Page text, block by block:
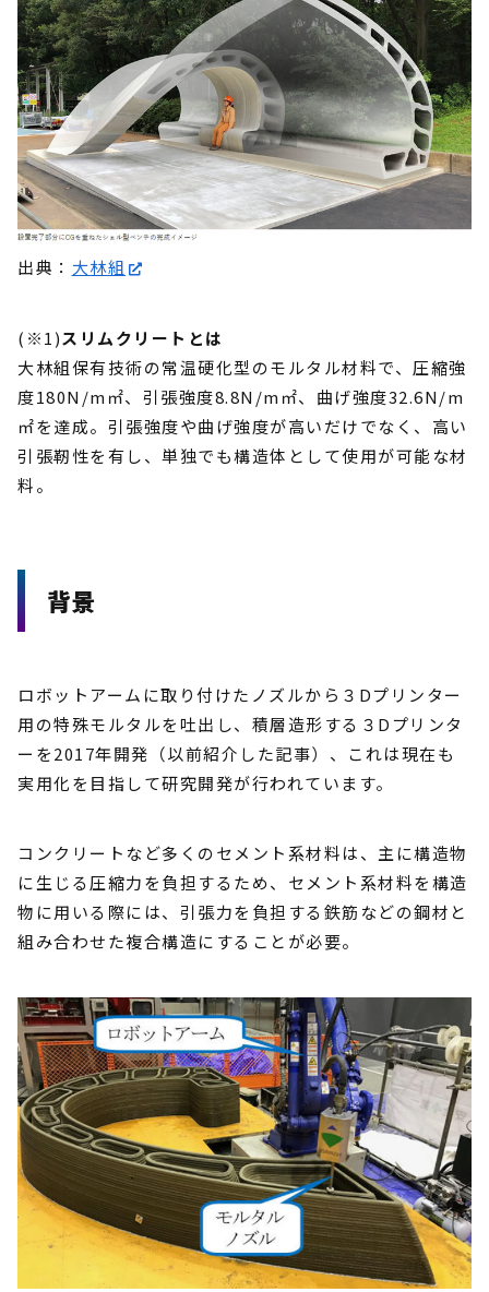
出典： 大林組
(※1)スリムクリートとは
大林組保有技術の常温硬化型のモルタル材料で、圧縮強
度180N/m㎡、引張強度8.8N/m㎡、曲げ強度32.6N/m
㎡を達成。引張強度や曲げ強度が高いだけでなく、高い
引張靭性を有し、単独でも構造体として使用が可能な材
料。
背景
ロボットアームに取り付けたノズルから３Dプリンター
用の特殊モルタルを吐出し、積層造形する３Dプリンタ
ーを2017年開発（以前紹介した記事）、これは現在も
実用化を目指して研究開発が行われています。
コンクリートなど多くのセメント系材料は、主に構造物
に生じる圧縮力を負担するため、セメント系材料を構造
物に用いる際には、引張力を負担する鉄筋などの鋼材と
組み合わせた複合構造にすることが必要。